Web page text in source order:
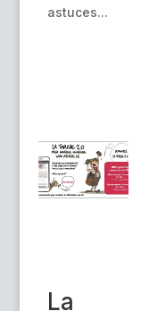
astuces...
La